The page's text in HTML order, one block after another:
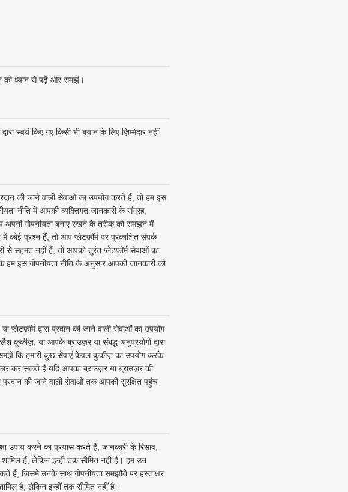
को ध्यान से पढ़ें और समझें।
स्वयं किए गए किसी भी बयान के लिए ज़िम्मेदार नहीं
की जाने वाली सेवाओं का उपयोग करते हैं, तो हम इस
नीति में आपकी व्यक्तिगत जानकारी के संग्रह,
अपनी गोपनीयता बनाए रखने के तरीके को समझने में
कोई प्रश्न हैं, तो आप प्लेटफ़ॉर्म पर प्रकाशित संपर्क
से सहमत नहीं हैं, तो आपको तुरंत प्लेटफ़ॉर्म सेवाओं का
हम इस गोपनीयता नीति के अनुसार आपकी जानकारी को
द्वारा प्रदान की जाने वाली सेवाओं का उपयोग
या आपके ब्राउज़र या संबद्ध अनुप्रयोगों द्वारा
कि हमारी कुछ सेवाएं केवल कुकीज़ का उपयोग करके
कर सकते हैं यदि आपका ब्राउज़र या ब्राउज़र की
प्रदान की जाने वाली सेवाओं तक आपकी सुरक्षित पहुंच
उपाय करने का प्रयास करते हैं, जानकारी के रिसाव,
हैं, लेकिन इन्हीं तक सीमित नहीं हैं। हम उन
हैं, जिसमें उनके साथ गोपनीयता समझौते पर हस्ताक्षर
है, लेकिन इन्हीं तक सीमित नहीं है।